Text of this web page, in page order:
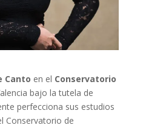
Canto en el Conservatorio
bajo la tutela de
perfecciona sus estudios
Conservatorio de